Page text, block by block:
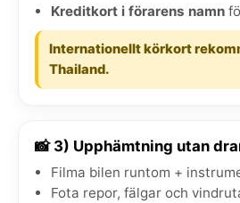
Kreditkort i förarens namn
Internationellt körkort
Thailand.
📸 3) Upphämtning utan
Filma bilen runtom +
Fota repor, fälgar och